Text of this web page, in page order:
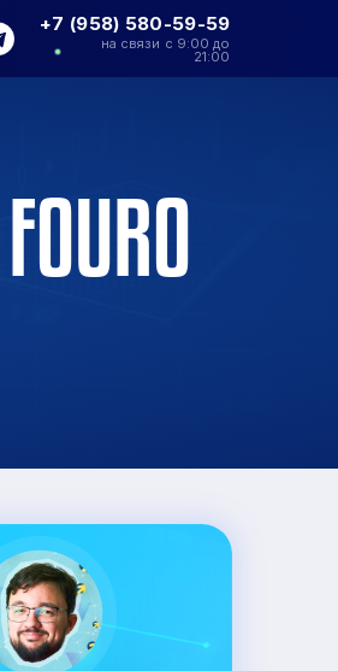
+7 (958) 580-59-59
на связи с 9:00 до
21:00